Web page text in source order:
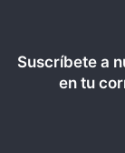
Suscríbete a
en tu